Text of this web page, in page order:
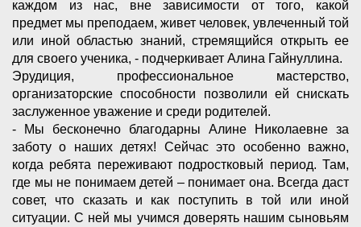
каждом из нас, вне зависимости от того, какой
предмет мы преподаем, живет человек, увлеченный той
или иной областью знаний, стремящийся открыть ее
для своего ученика, - подчеркивает Алина Гайнуллина.
Эрудиция, профессиональное мастерство,
организаторские способности позволили ей снискать
заслуженное уважение и среди родителей.
- Мы бесконечно благодарны Алине Николаевне за
заботу о наших детях! Сейчас это особенно важно,
когда ребята переживают подростковый период. Там,
где мы не понимаем детей – понимает она. Всегда даст
совет, что сказать и как поступить в той или иной
ситуации. С ней мы учимся доверять нашим сыновьям